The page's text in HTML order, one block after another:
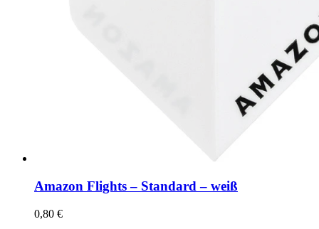
Amazon Flights – Standard – weiß
0,80 €